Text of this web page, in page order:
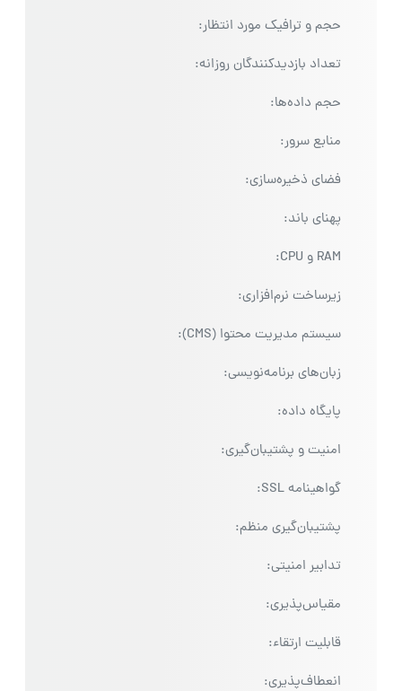
حجم و ترافیک مورد انتظار:
تعداد بازدیدکنندگان روزانه:
حجم داده‌ها:
منابع سرور:
فضای ذخیره‌سازی:
پهنای باند:
RAM و CPU:
زیرساخت نرم‌افزاری:
سیستم مدیریت محتوا (CMS):
زبان‌های برنامه‌نویسی:
پایگاه داده:
امنیت و پشتیبان‌گیری:
گواهینامه SSL:
پشتیبان‌گیری منظم:
تدابیر امنیتی:
مقیاس‌پذیری:
قابلیت ارتقاء:
انعطاف‌پذیری: